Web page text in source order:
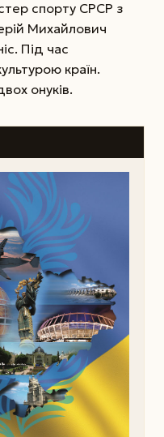
спорту СРСР з
Михайлович
Під час
країн.
онуків.